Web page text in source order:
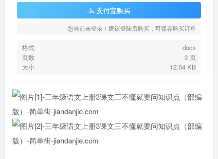
支付宝购买
您当前未登录！建议登陆后购买，可保存购买订单
格式
docx
页数
3 页
大小
12.04 KB